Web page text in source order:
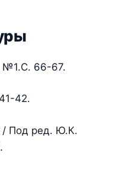
№1.С. 66-67.
42.
/ Под ред. Ю.К.